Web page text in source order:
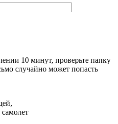
10 минут, проверьте папку
случайно может попасть